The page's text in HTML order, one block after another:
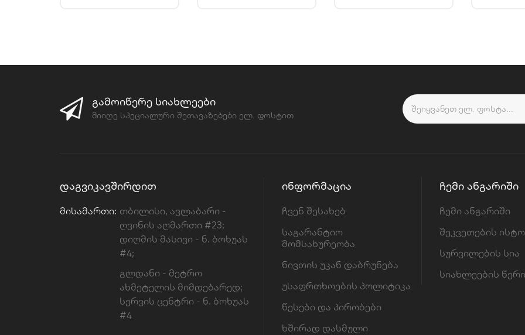
ᲒᲐᲛᲝᲘᲬᲔᲠᲔ ᲡᲘᲐᲮᲚᲔᲔᲑᲘ
მიიღე სპეციალური შეთავაზებები ელ. ფოსტით
ᲓᲐᲒᲕᲘᲙᲐᲕᲨᲘᲠᲓᲘᲗ
Მისამართი: თბილისი, ავლაბარი -
ღვინის აღმართი #23;
დიღმის მასივი - ნ. ბოხუას
#4;
გლდანი - მეტრო
ახმეტელის მიმდებარედ;
სერვის ცენტრი - ნ. ბოხუას
#4
ᲘᲜᲤᲝᲠᲛᲐᲪᲘᲐ
ჩვენ შესახებ
საგარანტიო
მომსახურეობა
ნივთის უკან დაბრუნება
უსაფრთხოების პოლიტიკა
წესები და პირობები
ხშირად დასმული
ᲩᲔᲛᲘ ᲐᲜᲒᲐᲠᲘᲨᲘ
ჩემი ანგარიში
შეკვეთების
სურვილების სია
სიახლეების